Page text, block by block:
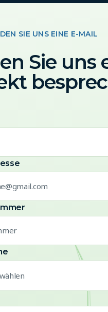
SIE UNS EINE E-MAIL
Sie uns